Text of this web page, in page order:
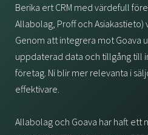
Berika ert CRM med värdefull
Allabolag Proffoch Asiakastieto)
Genom att integrera mot Goava
uppdaterad data och tillgång till
företag. Ni blir mer relevanta i
effektivare.
Allabolag och Goava har haft ett